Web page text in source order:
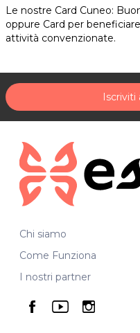
Le nostre Card Cuneo:
oppure Card per
attività convenzionate.
Iscriviti
Chi siamo
Come Funziona
I nostri partner
seguici su
seguici